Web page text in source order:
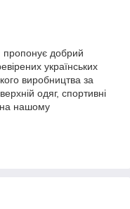
пропонує добрий
українських
виробництва за
одяг, спортивні
на нашому